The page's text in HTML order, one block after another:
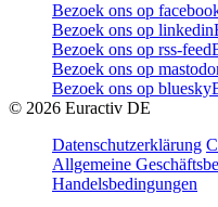
Bezoek ons op
Bezoek ons op linkedin
Bezoek ons op rss-feed
Bezoek ons op
Bezoek ons op bluesky
© 2026 Euractiv DE
Datenschutzerklärung
Allgemeine
Handelsbedingungen